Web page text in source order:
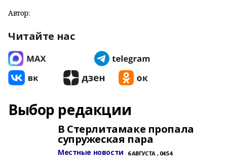
Автор:
Читайте нас
Выбор редакции
В Стерлитамаке пропала
супружеская пара
Местные новости 6 АВГУСТА , 04:54